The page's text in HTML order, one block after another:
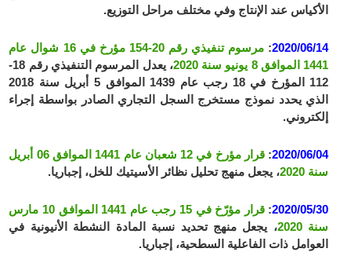
الأكياس عند الإنتاج وفي مختلف مراحل التوزيع.
2020/06/14
:
مرسوم تنفيذي رقم 20-154 مؤرخ في 16 شوال عام
1441 الموافق 8 يونيو سنة 2020
، يعدل المرسوم التنفيذي رقم 18-
112 المؤرخ في 18 رجب عام 1439 الموافق 5 أبريل سنة 2018
الذي يحدد نموذج مستخرج السجل التجاري الصادر بواسطة إجراء
إلكتروني.
2020/06/04
:
قرار مؤرخ في 12 شعبان عام 1441 الموافق 06 أبريل
سنة 2020
، يجعل منهج تحليل نظائر الأسيتيك للخل، إجباريا.
2020/05/30
:
قرار مؤرّخ في 15 رجب عام 1441 الموافق 10 مارس
سنة 2020
، يجعل منهج تحديد نسبة المادة النشطة الأنيونية في
العوامل ذات الفاعلية السطحية، إجباريا.